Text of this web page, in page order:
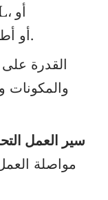
Tailwind، أو Vue، أو أطر الجوال.
سير العمل
مواصلة